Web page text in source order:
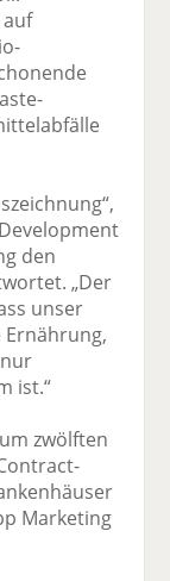
den
„Der
unser
Ernährung,
ist.“
zwölften
Marketing